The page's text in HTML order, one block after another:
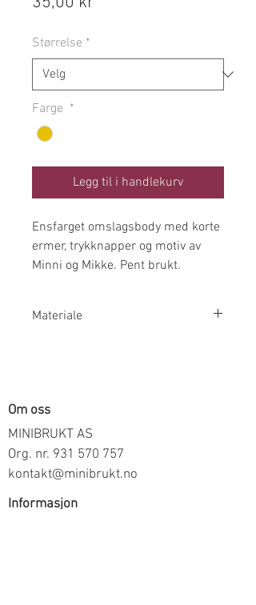
Størrelse *
Farge *
Legg til i handlekurv
Ensfarget omslagsbody med korte
ermer, trykknapper og motiv av
Minni og Mikke. Pent brukt.
Materiale
Om oss
MINIBRUKT AS
Org. nr. 931 570 757
kontakt@minibrukt.no
Informasjon